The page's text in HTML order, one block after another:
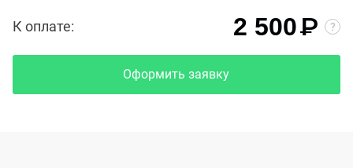
К оплате: 2 500₽
Оформить заявку